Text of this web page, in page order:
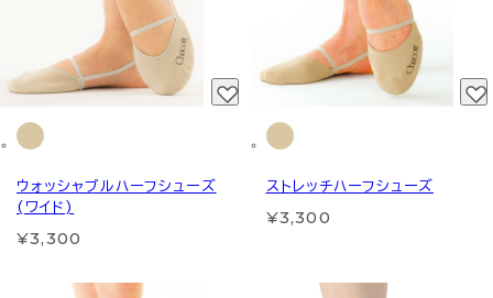
ウォッシャブルハーフシューズ
(ワイド)
¥3,300
ストレッチハーフシューズ
¥3,300